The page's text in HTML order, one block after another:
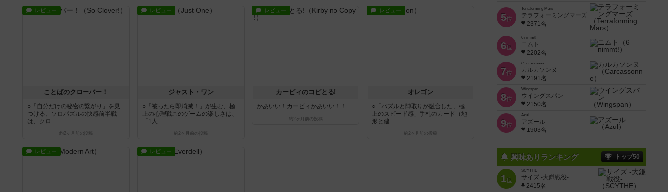
レビュー
ことばのクローバー！
○「自分だけの秘密の繋がり」を見
つける、ソロパズルの快感前半戦
は、クロ...
約2ヶ月前 の投稿
レビュー
ジャスト・ワン
○「被ったら即消滅！」が生む、極
上の心理戦このゲームの楽しさは、
「1人...
約2ヶ月前 の投稿
レビュー
カービィのコピとる!
かあいい！カービィかあいい！！
約2ヶ月前 の投稿
レビュー
オレゴン
○「パズルと陣取りが融合した、極
上のスピード感」手札のカード（地
形と建...
約2ヶ月前 の投稿
レビュー レビュー
5位
Terraforming Mars
テラフォーミングマーズ
2371名
6位
6 nimmt!
ニムト
2202名
7位
Carcassonne
カルカソンヌ
2191名
8位
Wingspan
ウイングスパン
2150名
9位
Azul
アズール
1903名
興味ありランキング トップ50
1位
SCYTHE
サイズ -大鎌戦役-
2415名